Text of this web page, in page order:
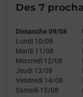
Des 7
Dimanche 09/08
Lundi 10/08
Mardi 11/08
Mercredi 12/08
Jeudi 13/08
Vendredi 14/08
Samedi 15/08